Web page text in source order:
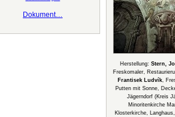
Dokument…
Herstellung: Stern,
Freskomaler,
Frantisek Ludvík,
Putten mit Sonne,
Jägerndorf (Kreis
Minoritenkirche
Klosterkirche,